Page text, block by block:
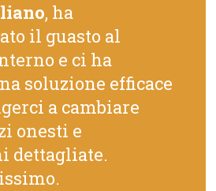
, ha
il guasto al
e ci ha
soluzione efficace
a cambiare
onesti e
dettagliate.